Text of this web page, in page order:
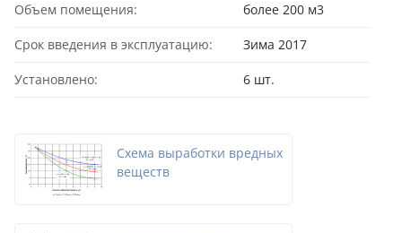
Объем помещения: более 200 м3
Срок введения в эксплуатацию: Зима 2017
Установлено: 6 шт.
Схема выработки вредных
веществ